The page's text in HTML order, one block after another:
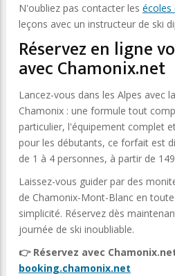
N'oubliez pas contacter les écoles
leçons avec un instructeur de ski
Réservez en ligne
avec Chamonix.net
Lancez-vous dans les Alpes avec
Chamonix : une formule tout
particulier, l'équipement complet
pour les débutants, ce forfait est
de 1 à 4 personnes, à partir de
Laissez-vous guider par des
de Chamonix-Mont-Blanc en
simplicité. Réservez dès
journée de ski inoubliable.
👉 Réservez avec
booking.chamonix.net